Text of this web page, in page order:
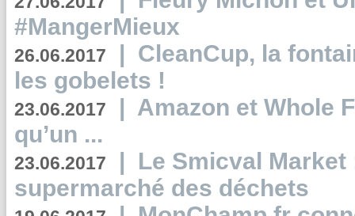
#MangerMieux
26.06.2017 | CleanCup, la
les gobelets !
23.06.2017 | Amazon et Whole
qu’un ...
23.06.2017 | Le Smicval
supermarché des déchets